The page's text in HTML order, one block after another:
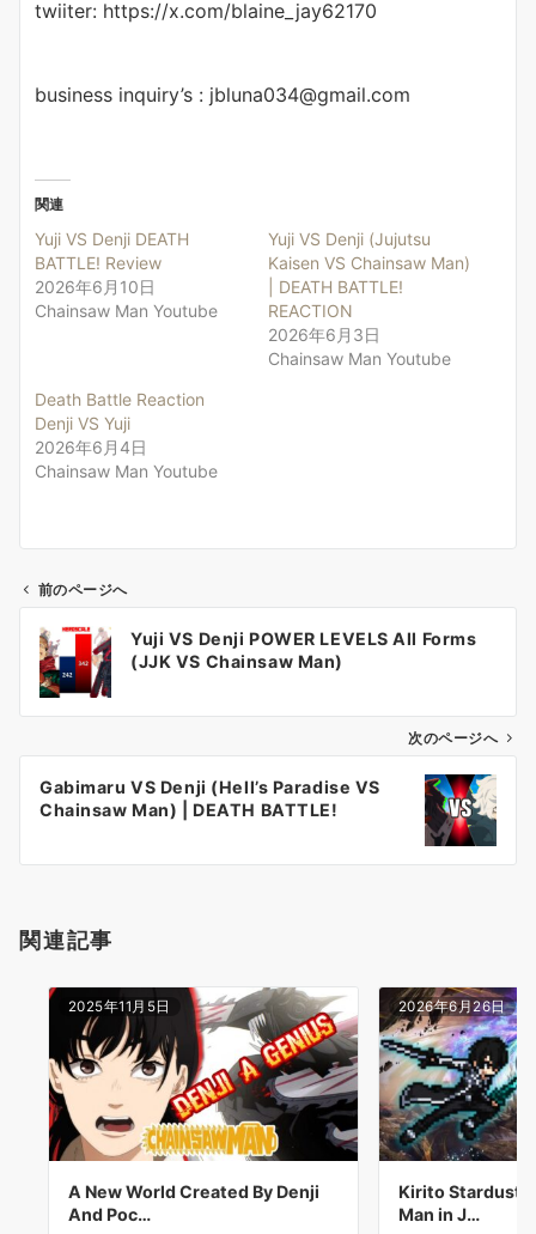
twiiter: https://x.com/blaine_jay62170
business inquiry’s : jbluna034@gmail.com
関連
Yuji VS Denji DEATH
BATTLE! Review
2026年6月10日
Chainsaw Man Youtube
Yuji VS Denji (Jujutsu
Kaisen VS Chainsaw Man)
| DEATH BATTLE!
REACTION
2026年6月3日
Chainsaw Man Youtube
Death Battle Reaction
Denji VS Yuji
2026年6月4日
Chainsaw Man Youtube
ビ
ン
前のページへ
Yuji VS Denji POWER LEVELS All Forms
(JJK VS Chainsaw Man)
次のページへ
Gabimaru VS Denji (Hell’s Paradise VS
Chainsaw Man) | DEATH BATTLE!
関連記事
2025年11月5日
A New World Created By Denji
And Poc…
2026年6月26日
Kirito Stardust
Man in J…